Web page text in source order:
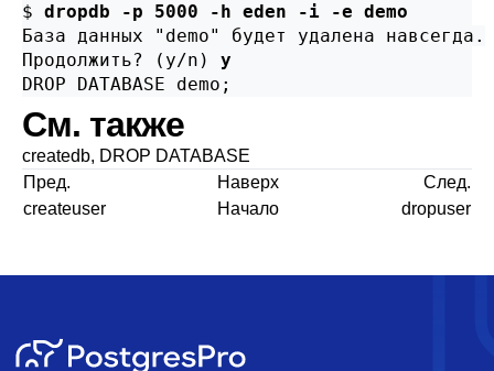
$ dropdb -p 5000 -h eden -i -e demo
База данных "demo" будет удалена навсегда.
Продолжить? (y/n) y
DROP DATABASE demo;
См. также
createdb, DROP DATABASE
Пред.
Наверх
След.
createuser
Начало dropuser